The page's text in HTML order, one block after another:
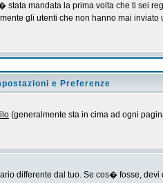
mandata la prima volta che ti sei
gli utenti che non hanno mai
e Preferenze
(generalmente sta in cima ad ogni
differente dal tuo. Se cos� fosse,